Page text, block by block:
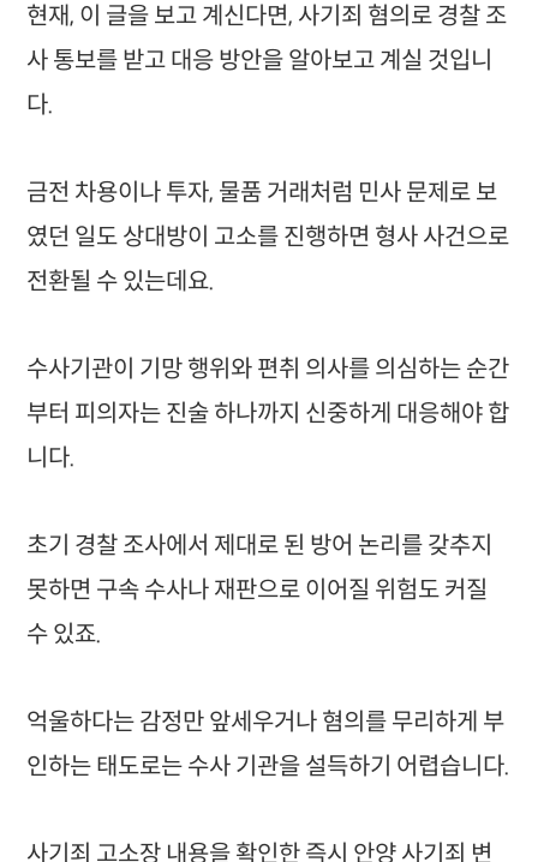
현재, 이 글을 보고 계신다면, 사기죄 혐의로 경찰 조
사 통보를 받고 대응 방안을 알아보고 계실 것입니
다.
금전 차용이나 투자, 물품 거래처럼 민사 문제로 보
였던 일도 상대방이 고소를 진행하면 형사 사건으로
전환될 수 있는데요.
수사기관이 기망 행위와 편취 의사를 의심하는 순간
부터 피의자는 진술 하나까지 신중하게 대응해야 합
니다.
초기 경찰 조사에서 제대로 된 방어 논리를 갖추지
못하면 구속 수사나 재판으로 이어질 위험도 커질
수 있죠.
억울하다는 감정만 앞세우거나 혐의를 무리하게 부
인하는 태도로는 수사 기관을 설득하기 어렵습니다.
사기죄 고소장 내용을 확인한 즉시 안양 사기죄 변